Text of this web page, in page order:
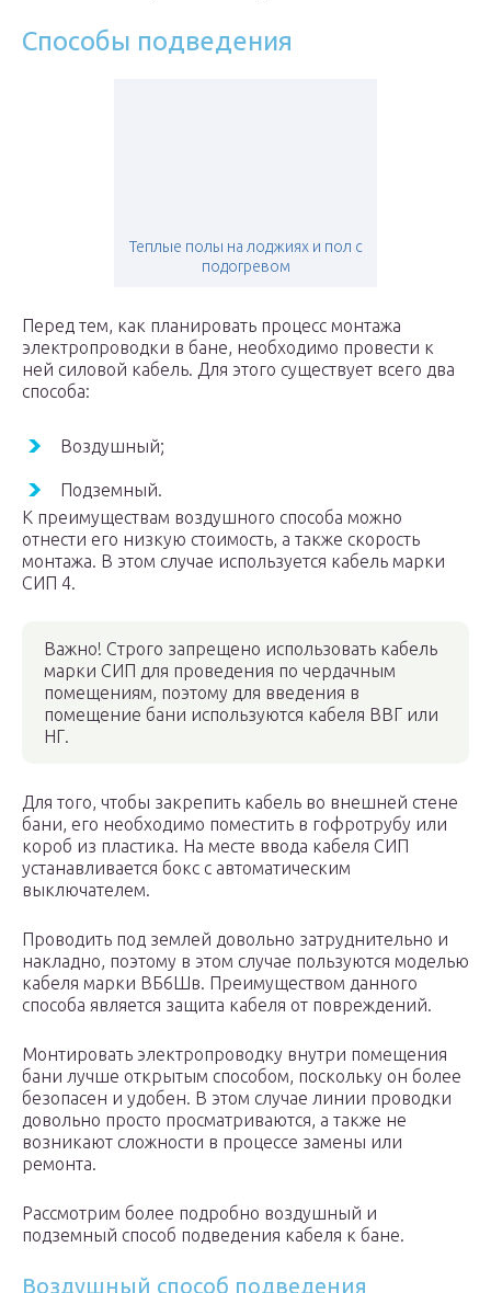
Способы подведения
Теплые полы на лоджиях и пол с
подогревом
Перед тем, как планировать процесс монтажа
электропроводки в бане, необходимо провести к
ней силовой кабель. Для этого существует всего два
способа:
Воздушный;
Подземный.
К преимуществам воздушного способа можно
отнести его низкую стоимость, а также скорость
монтажа. В этом случае используется кабель марки
СИП 4.
Важно! Строго запрещено использовать кабель
марки СИП для проведения по чердачным
помещениям, поэтому для введения в
помещение бани используются кабеля ВВГ или
НГ.
Для того, чтобы закрепить кабель во внешней стене
бани, его необходимо поместить в гофротрубу или
короб из пластика. На месте ввода кабеля СИП
устанавливается бокс с автоматическим
выключателем.
Проводить под землей довольно затруднительно и
накладно, поэтому в этом случае пользуются моделью
кабеля марки ВБ6Шв. Преимуществом данного
способа является защита кабеля от повреждений.
Монтировать электропроводку внутри помещения
бани лучше открытым способом, поскольку он более
безопасен и удобен. В этом случае линии проводки
довольно просто просматриваются, а также не
возникают сложности в процессе замены или
ремонта.
Рассмотрим более подробно воздушный и
подземный способ подведения кабеля к бане.
Воздушный способ подведения